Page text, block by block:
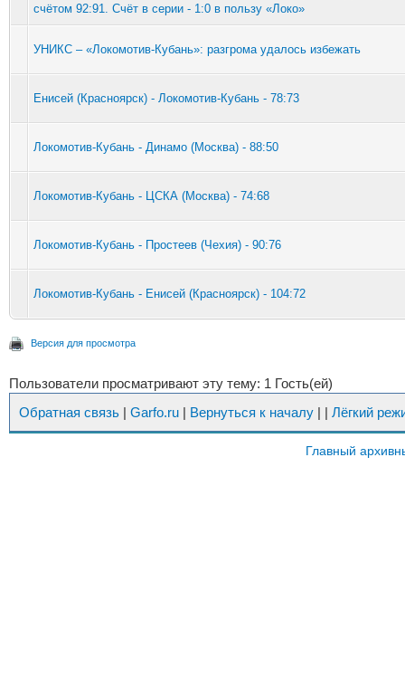
счётом 92:91. Счёт в серии - 1:0 в пользу «Локо»
УНИКС – «Локомотив-Кубань»: разгрома удалось избежать
Енисей (Красноярск) - Локомотив-Кубань - 78:73
Локомотив-Кубань - Динамо (Москва) - 88:50
Локомотив-Кубань - ЦСКА (Москва) - 74:68
Локомотив-Кубань - Простеев (Чехия) - 90:76
Локомотив-Кубань - Енисей (Красноярск) - 104:72
Версия для просмотра
Пользователи просматривают эту тему: 1 Гость(ей)
Обратная связь | Garfo.ru | Вернуться к началу | | Лёгкий
Главный